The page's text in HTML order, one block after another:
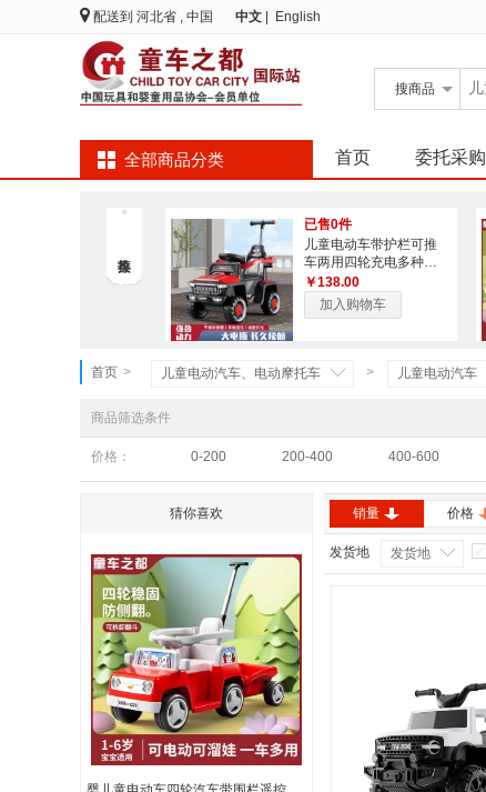
配送到 河北省 , 中国 中文 English
搜商品
全部商品分类 首页 委托采购
已售0件
儿童电动车带护栏可推
车两用四轮充电多种功
能沙滩车可坐人玩具车
￥138.00
加入购物车
首页 > 儿童电动汽车、电动摩托车 > 儿童电动汽车
商品筛选条件
价格： 0-200 200-400 400-600
猜你喜欢 销量 价格
发货地 发货地